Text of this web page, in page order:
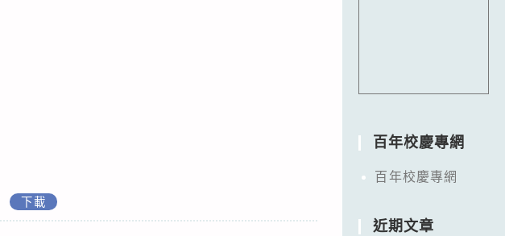
下載
百年校慶專網
百年校慶專網
近期文章